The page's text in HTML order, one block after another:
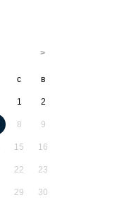
с в
1 2
8 9
15 16
22 23
29 30